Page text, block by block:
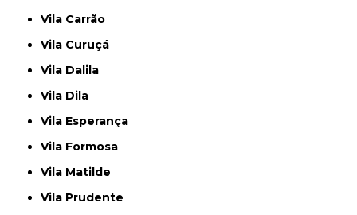
Vila Carrão
Vila Curuçá
Vila Dalila
Vila Dila
Vila Esperança
Vila Formosa
Vila Matilde
Vila Prudente